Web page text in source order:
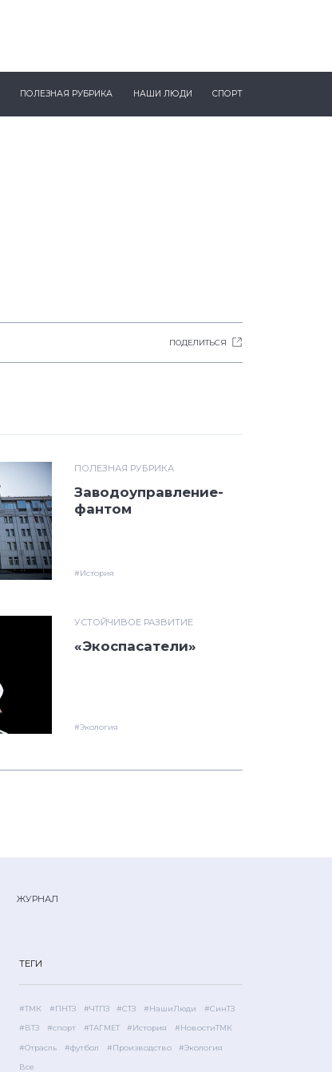
ПОЛЕЗНАЯ РУБРИКА НАШИ ЛЮДИ СПОРТ
ПОДЕЛИТЬСЯ
ПОЛЕЗНАЯ РУБРИКА
Заводоуправление-
фантом
#История
УСТОЙЧИВОЕ РАЗВИТИЕ
«Экоспасатели»
#Экология
ЖУРНАЛ
ТЕГИ
#ТМК #ПНТЗ #ЧТПЗ #СТЗ #НашиЛюди #СинТЗ
#ВТЗ #спорт #ТАГМЕТ #История #НовостиТМК
#Отрасль #футбол #Производство #Экология
Все